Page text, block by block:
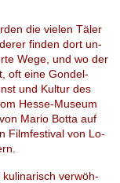
die vie­len Täler
fin­den dort un­
Wege, und wo der
oft eine Gon­del­
und Kul­tur des
Hesse-Mu­se­um
Mario Botta auf
Film­fes­ti­val von Lo­
ku­li­na­risch ver­wöh­